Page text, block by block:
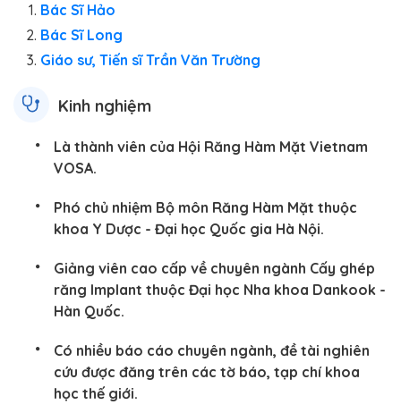
Bác Sĩ Hảo
Bác Sĩ Long
Giáo sư, Tiến sĩ Trần Văn Trường
Kinh nghiệm
Là thành viên của Hội Răng Hàm Mặt Vietnam
VOSA.
Phó chủ nhiệm Bộ môn Răng Hàm Mặt thuộc
khoa Y Dược - Đại học Quốc gia Hà Nội.
Giảng viên cao cấp về chuyên ngành Cấy ghép
răng Implant thuộc Đại học Nha khoa Dankook -
Hàn Quốc.
Có nhiều báo cáo chuyên ngành, đề tài nghiên
cứu được đăng trên các tờ báo, tạp chí khoa
học thế giới.